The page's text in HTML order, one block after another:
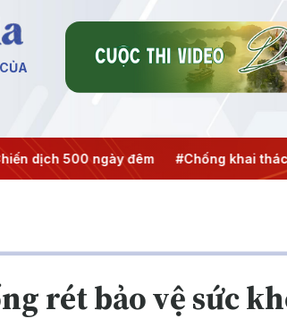
500 ngày đêm #Chống khai thác IUU
rét bảo vệ sức